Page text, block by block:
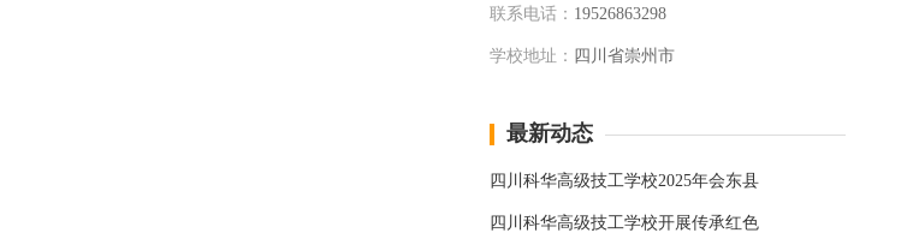
联系电话： 19526863298
学校地址： 四川省崇州市
最新动态
四川科华高级技工学校2025年会东县
四川科华高级技工学校开展传承红色